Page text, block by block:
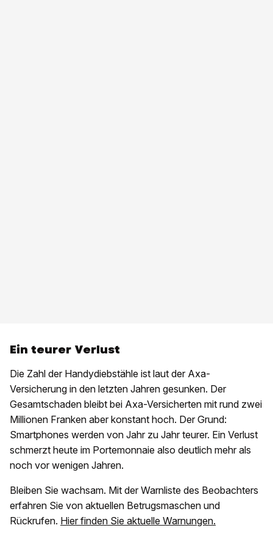
Ein teurer Verlust
Die Zahl der Handydiebstähle ist laut der Axa-
Versicherung in den letzten Jahren gesunken. Der
Gesamtschaden bleibt bei Axa-Versicherten mit rund zwei
Millionen Franken aber konstant hoch. Der Grund:
Smartphones werden von Jahr zu Jahr teurer. Ein Verlust
schmerzt heute im Portemonnaie also deutlich mehr als
noch vor wenigen Jahren.
Bleiben Sie wachsam. Mit der Warnliste des Beobachters
erfahren Sie von aktuellen Betrugsmaschen und
Rückrufen. Hier finden Sie aktuelle Warnungen.